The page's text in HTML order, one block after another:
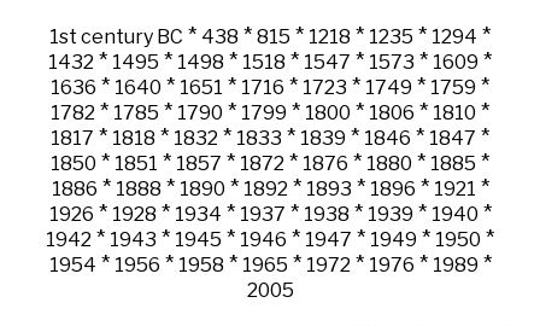
1st century BC * 438 * 815 * 1218 * 1235 * 1294 *
1432 * 1495 * 1498 * 1518 * 1547 * 1573 * 1609 *
1636 * 1640 * 1651 * 1716 * 1723 * 1749 * 1759 *
1782 * 1785 * 1790 * 1799 * 1800 * 1806 * 1810 *
1817 * 1818 * 1832 * 1833 * 1839 * 1846 * 1847 *
1850 * 1851 * 1857 * 1872 * 1876 * 1880 * 1885 *
1886 * 1888 * 1890 * 1892 * 1893 * 1896 * 1921 *
1926 * 1928 * 1934 * 1937 * 1938 * 1939 * 1940 *
1942 * 1943 * 1945 * 1946 * 1947 * 1949 * 1950 *
1954 * 1956 * 1958 * 1965 * 1972 * 1976 * 1989 *
2005